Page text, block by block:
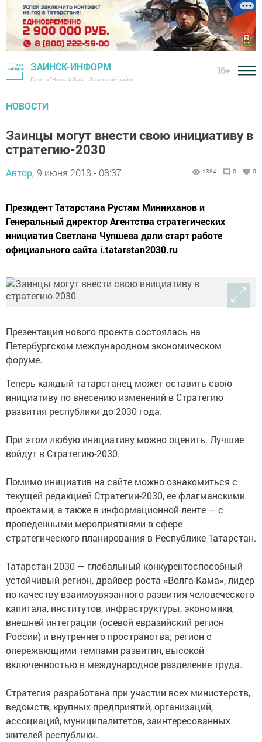
ЗАИНСК-ИНФОРМ
Газета "Новый Зай" - Заинский район
16+
НОВОСТИ
Заинцы могут внести свою инициативу в
стратегию-2030
Автор, 9 июня 2018 - 08:37 1384 0 0
Президент Татарстана Рустам Минниханов и
Генеральный директор Агентства стратегических
инициатив Светлана Чупшева дали старт работе
официального сайта i.tatarstan2030.ru
Презентация нового проекта состоялась на
Петербургском международном экономическом
форуме.
Теперь каждый татарстанец может оставить свою
инициативу по внесению изменений в Стратегию
развития республики до 2030 года.
При этом любую инициативу можно оценить. Лучшие
войдут в Стратегию-2030.
Помимо инициатив на сайте можно ознакомиться с
текущей редакцией Стратегии-2030, ее флагманскими
проектами, а также в информационной ленте — с
проведенными мероприятиями в сфере
стратегического планирования в Республике Татарстан.
Татарстан 2030 — глобальный конкурентоспособный
устойчивый регион, драйвер роста «Волга-Кама», лидер
по качеству взаимоувязанного развития человеческого
капитала, институтов, инфраструктуры, экономики,
внешней интеграции (осевой евразийский регион
России) и внутреннего пространства; регион с
опережающими темпами развития, высокой
включенностью в международное разделение труда.
Стратегия разработана при участии всех министерств,
ведомств, крупных предприятий, организаций,
ассоциаций, муниципалитетов, заинтересованных
жителей республики.